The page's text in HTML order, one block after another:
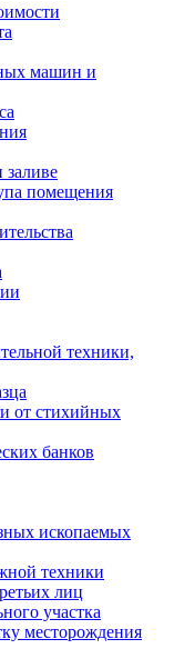
машин и
помещения
техники,
от стихийных
банков
ископаемых
техники
лиц
участка
месторождения